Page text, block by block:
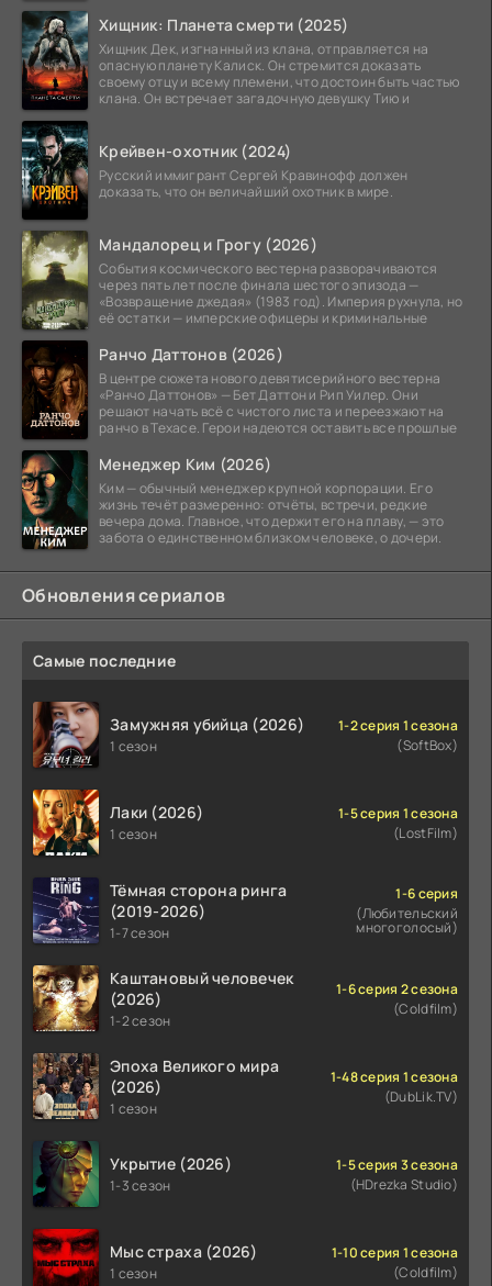
Хищник: Планета смерти (2025)
Хищник Дек, изгнанный из клана, отправляется на
опасную планету Калиск. Он стремится доказать
своему отцу и всему племени, что достоин быть частью
клана. Он встречает загадочную девушку Тию и
Крейвен-охотник (2024)
Русский иммигрант Сергей Кравинофф должен
доказать, что он величайший охотник в мире.
Мандалорец и Грогу (2026)
События космического вестерна разворачиваются
через пять лет после финала шестого эпизода —
«Возвращение джедая» (1983 год). Империя рухнула, но
её остатки — имперские офицеры и криминальные
Ранчо Даттонов (2026)
В центре сюжета нового девятисерийного вестерна
«Ранчо Даттонов» — Бет Даттон и Рип Уилер. Они
решают начать всё с чистого листа и переезжают на
ранчо в Техасе. Герои надеются оставить все прошлые
Менеджер Ким (2026)
Ким — обычный менеджер крупной корпорации. Его
жизнь течёт размеренно: отчёты, встречи, редкие
вечера дома. Главное, что держит его на плаву, — это
забота о единственном близком человеке, о дочери.
Обновления сериалов
Самые последние
Замужняя убийца (2026)
1 сезон
1-2 серия 1 сезона
(SoftBox)
Лаки (2026)
1 сезон
1-5 серия 1 сезона
(LostFilm)
Тёмная сторона ринга
(2019-2026)
1-7 сезон
1-6 серия
(Любительский
многоголосый)
Каштановый человечек
(2026)
1-2 сезон
1-6 серия 2 сезона
(Coldfilm)
Эпоха Великого мира
(2026)
1 сезон
1-48 серия 1 сезона
(DubLik.TV)
Укрытие (2026)
1-3 сезон
1-5 серия 3 сезона
(HDrezka Studio)
Мыс страха (2026)
1 сезон
1-10 серия 1 сезона
(Coldfilm)